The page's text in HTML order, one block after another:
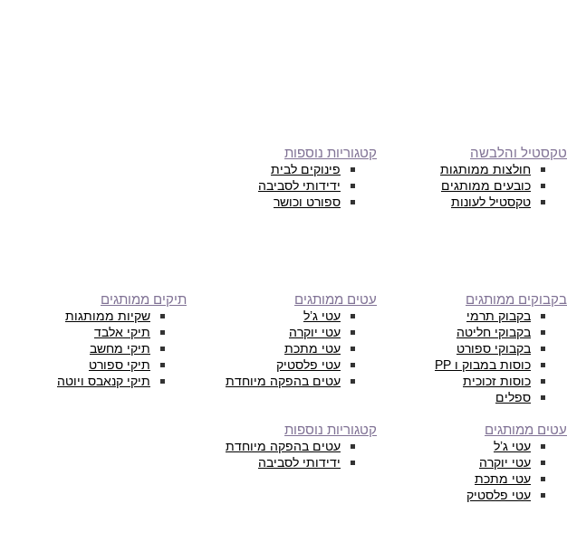
טקסטיל והלבשה
חולצות ממותגות
כובעים ממותגים
טקסטיל לעונות
קטגוריות נוספות
פינוקים לבית
ידידותי לסביבה
ספורט וכושר
בקבוקים ממותגים
בקבוק תרמי
בקבוקי חליטה
בקבוקי ספורט
כוסות במבוק ו PP
כוסות זכוכית
ספלים
עטים ממותגים
עטי ג’ל
עטי יוקרה
עטי מתכת
עטי פלסטיק
עטים בהפקה מיוחדת
תיקים ממותגים
שקיות ממותגות
תיקי אלבד
תיקי מחשב
תיקי ספורט
תיקי קנאבס ויוטה
עטים ממותגים
עטי ג’ל
עטי יוקרה
עטי מתכת
עטי פלסטיק
קטגוריות נוספות
עטים בהפקה מיוחדת
ידידותי לסביבה